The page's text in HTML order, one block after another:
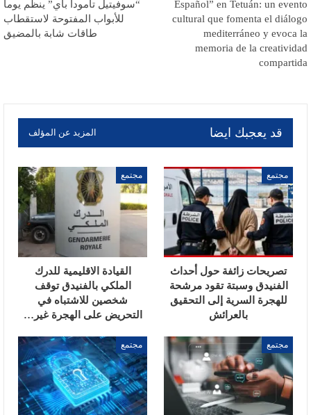
Español” en Tetuán: un evento
cultural que fomenta el diálogo
mediterráneo y evoca la
memoria de la creatividad
compartida
“سوفيتيل تامودا باي” ينظم يوماً
للأبواب المفتوحة لاستقطاب
طاقات شابة بالمضيق
قد يعجبك ايضا المزيد عن المؤلف
مجتمع
تصريحات زائفة حول أحداث
الفنيدق وسبتة تقود مرشحة
للهجرة السرية إلى التحقيق
بالعرائش
مجتمع
القيادة الاقليمية للدرك
الملكي بالفنيدق توقف
شخصين للاشتباه في
التحريض على الهجرة غير…
مجتمع مجتمع